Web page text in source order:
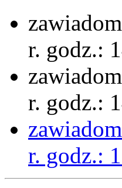
r. godz.:
r. godz.:
r. godz.: